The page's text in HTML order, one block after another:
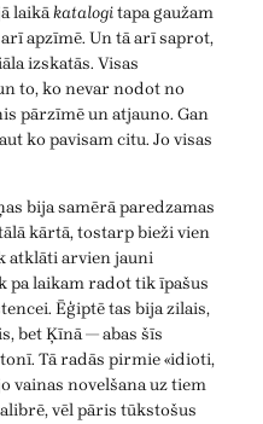
laikākatalogitapa gaužam
apzīmē. Un tā arī saprot,
izskatās. Visas
to, ko nevar nodot no
pārzīmē un atjauno. Gan
ko pavisam citu. Jo visas
bija samērā paredzamas
kārtā, tostarp bieži vien
atklāti arvien jauni
pa laikam radot tik īpašus
Ēģiptē tas bija zilais,
bet Ķīnā — abas šīs
Tā radās pirmie «idioti,
vainas novelšana uz tiem
vēl pāris tūkstošus